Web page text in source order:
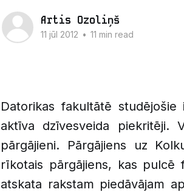
Artis Ozoliņš
11 jūl 2012 • 11 min read
Datorikas fakultātē
aktīva dzīvesveida piekritēji.
pārgājieni. Pārgājiens uz
rīkotais pārgājiens, kas pulcē
atskata rakstam piedāvājam